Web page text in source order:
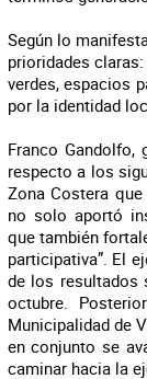
Según lo
prioridades
verdes, espacios
por la identidad
Franco Gandolfo,
respecto a los
Zona Costera
no solo aportó
que también
participativa”. El
de los resultados
octubre.
Municipalidad de
en conjunto se
caminar hacia la